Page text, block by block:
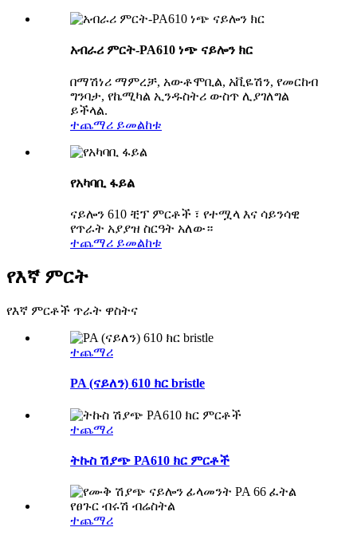
አብራሪ ምርት-PA610 ነጭ ናይሎን ክር
በማሽነሪ ማምረቻ, አውቶሞቢል, አቪዬሽን, የመርከብ
ግንባታ, የኬሚካል ኢንዱስትሪ ውስጥ ሊያገለግል
ይችላል.
ተጨማሪ ይመልከቱ
የአካባቢ ፋይል
ናይሎን 610 ቺፕ ምርቶች ፣ የተሟላ እና ሳይንሳዊ
የጥራት አያያዝ ስርዓት አለው።
ተጨማሪ ይመልከቱ
የእኛ ምርት
የእኛ ምርቶች ጥራት ዋስትና
ተጨማሪ
PA (ናይለን) 610 ክር bristle
ተጨማሪ
ትኩስ ሽያጭ PA610 ክር ምርቶች
ተጨማሪ